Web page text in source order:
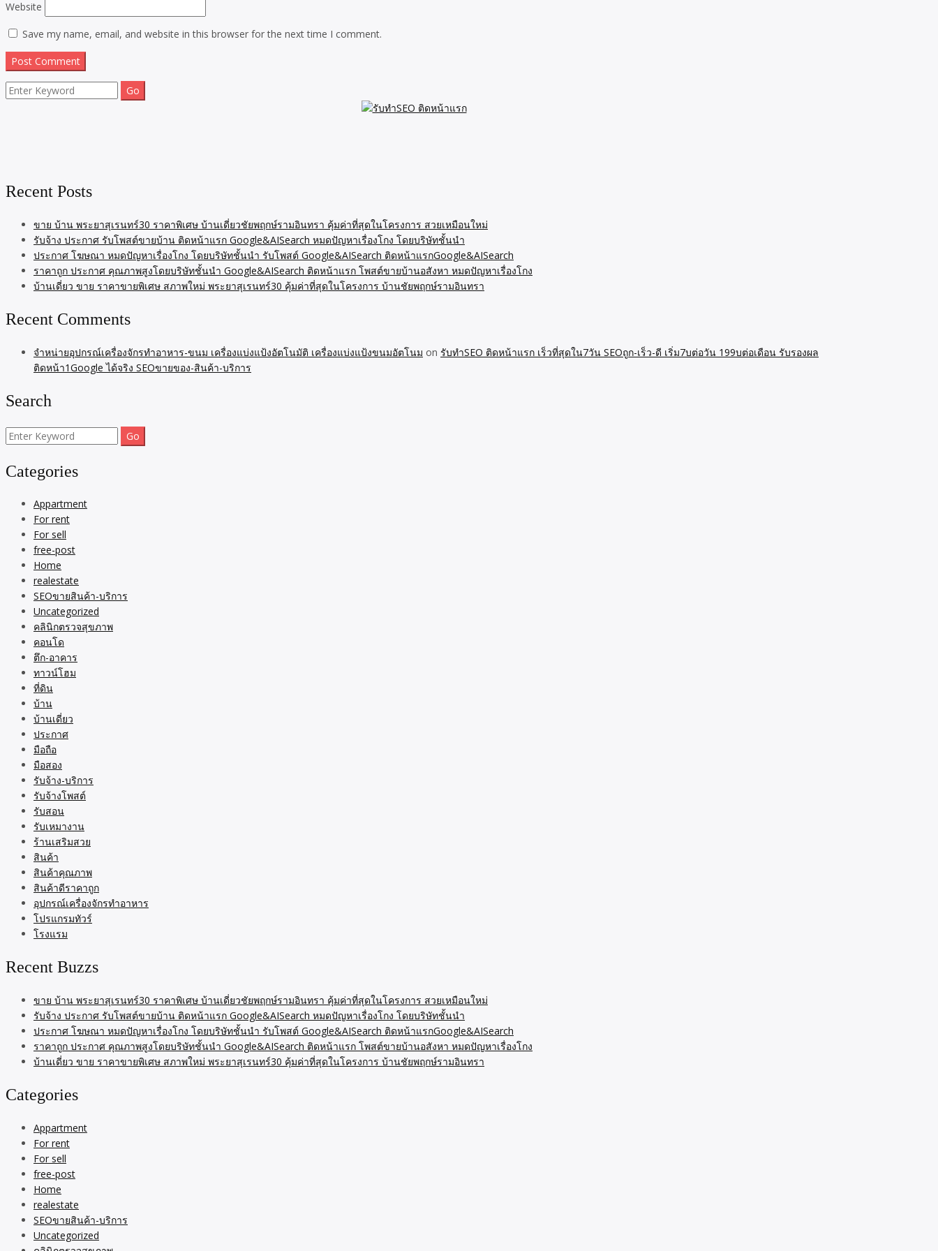
Website
Save my name, email, and website in this browser for the next time I comment.
Search
for:
Recent Posts
ขาย บ้าน พระยาสุเรนทร์30 ราคาพิเศษ บ้านเดี่ยวชัยพฤกษ์รามอินทรา คุ้มค่าที่สุดในโครงการ สวยเหมือนใหม่
รับจ้าง ประกาศ รับโพสต์ขายบ้าน ติดหน้าแรก Google&AISearch หมดปัญหาเรื่องโกง โดยบริษัทชั้นนำ
ประกาศ โฆษณา หมดปัญหาเรื่องโกง โดยบริษัทชั้นนำ รับโพสต์ Google&AISearch ติดหน้าแรกGoogle&AISearch
ราคาถูก ประกาศ คุณภาพสูงโดยบริษัทชั้นนำ Google&AISearch ติดหน้าแรก โพสต์ขายบ้านอสังหา หมดปัญหาเรื่องโกง
บ้านเดี่ยว ขาย ราคาขายพิเศษ สภาพใหม่ พระยาสุเรนทร์30 คุ้มค่าที่สุดในโครงการ บ้านชัยพฤกษ์รามอินทรา
Recent Comments
จำหน่ายอุปกรณ์เครื่องจักรทำอาหาร-ขนม เครื่องแบ่งแป้งอัตโนมัติ เครื่องแบ่งแป้งขนมอัตโนม on รับทำSEO ติดหน้าแรก เร็วที่สุดใน7วัน SEOถูก-เร็ว-ดี เริ่ม7บต่อวัน 199บต่อเดือน รับรองผล
ติดหน้า1Google ได้จริง SEOขายของ-สินค้า-บริการ
Search
Search
for:
Categories
Appartment
For rent
For sell
free-post
Home
realestate
SEOขายสินค้า-บริการ
Uncategorized
คลินิกตรวจสุขภาพ
คอนโด
ตึก-อาคาร
ทาวน์โฮม
ที่ดิน
บ้าน
บ้านเดี่ยว
ประกาศ
มือถือ
มือสอง
รับจ้าง-บริการ
รับจ้างโพสต์
รับสอน
รับเหมางาน
ร้านเสริมสวย
สินค้า
สินค้าคุณภาพ
สินค้าดีราคาถูก
อุปกรณ์เครื่องจักรทำอาหาร
โปรแกรมทัวร์
โรงแรม
Recent Buzzs
ขาย บ้าน พระยาสุเรนทร์30 ราคาพิเศษ บ้านเดี่ยวชัยพฤกษ์รามอินทรา คุ้มค่าที่สุดในโครงการ สวยเหมือนใหม่
รับจ้าง ประกาศ รับโพสต์ขายบ้าน ติดหน้าแรก Google&AISearch หมดปัญหาเรื่องโกง โดยบริษัทชั้นนำ
ประกาศ โฆษณา หมดปัญหาเรื่องโกง โดยบริษัทชั้นนำ รับโพสต์ Google&AISearch ติดหน้าแรกGoogle&AISearch
ราคาถูก ประกาศ คุณภาพสูงโดยบริษัทชั้นนำ Google&AISearch ติดหน้าแรก โพสต์ขายบ้านอสังหา หมดปัญหาเรื่องโกง
บ้านเดี่ยว ขาย ราคาขายพิเศษ สภาพใหม่ พระยาสุเรนทร์30 คุ้มค่าที่สุดในโครงการ บ้านชัยพฤกษ์รามอินทรา
Categories
Appartment
For rent
For sell
free-post
Home
realestate
SEOขายสินค้า-บริการ
Uncategorized